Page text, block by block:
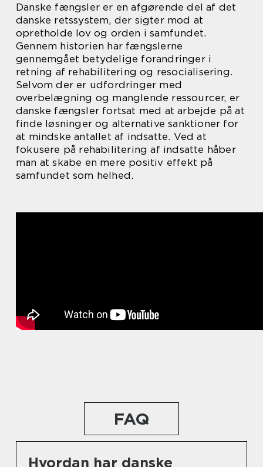
Danske fængsler er en afgørende del af det
danske retssystem, der sigter mod at
opretholde lov og orden i samfundet.
Gennem historien har fængslerne
gennemgået betydelige forandringer i
retning af rehabilitering og resocialisering.
Selvom der er udfordringer med
overbelægning og manglende ressourcer, er
danske fængsler fortsat med at arbejde på at
finde løsninger og alternative sanktioner for
at mindske antallet af indsatte. Ved at
fokusere på rehabilitering af indsatte håber
man at skabe en mere positiv effekt på
samfundet som helhed.
FAQ
Hvordan har danske